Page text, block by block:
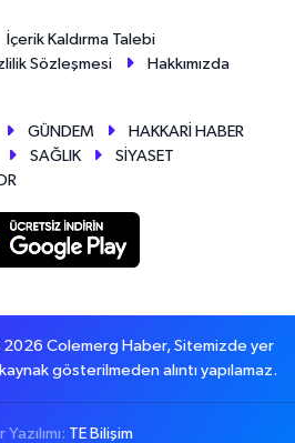
İçerik Kaldırma Talebi
Sözleşmesi
Hakkımızda
GÜNDEM
HAKKARİ HABER
SAĞLIK
SİYASET
Colemerg Haber, Sitemizde yer
gösterilmeden alıntı yapılamaz.
TE Bilişim